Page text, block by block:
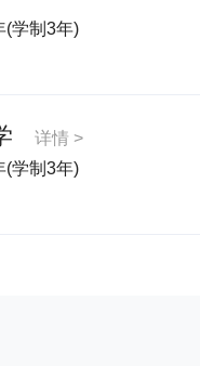
(学制3年)
详情 >
(学制3年)